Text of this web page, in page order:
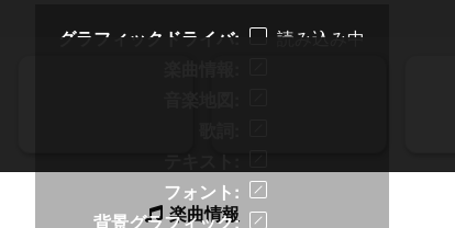
グラフィックドライバ
読み込み中
フォント
背景グラフィック
楽曲情報